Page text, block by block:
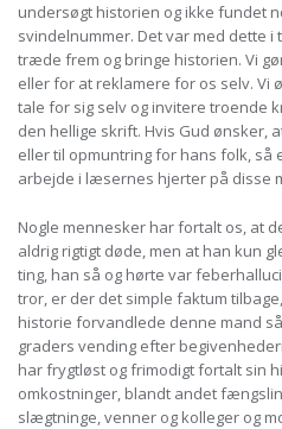
undersøgt historien og ikke fundet
svindelnummer. Det var med dette
træde frem og bringe historien. Vi
eller for at reklamere for os selv. Vi
tale for sig selv og invitere troende
den hellige skrift. Hvis Gud ønsker,
eller til opmuntring for hans folk, så
arbejde i læsernes hjerter på disse
Nogle mennesker har fortalt os, at
aldrig rigtigt døde, men at han kun
ting, han så og hørte var
tror, er der det simple faktum
historie forvandlede denne mand
graders vending efter
har frygtløst og frimodigt fortalt sin
omkostninger, blandt andet
slægtninge, venner og kolleger og